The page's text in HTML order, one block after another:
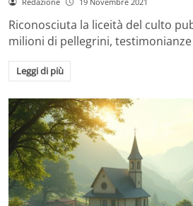
Riconosciuta la liceità del culto
milioni di pellegrini,
Leggi di più